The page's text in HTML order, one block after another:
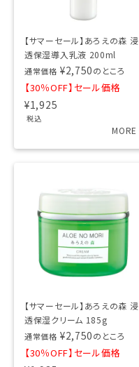
【サマーセール】あろえの森 浸
透保湿導入乳液 200ml
通常価格 ¥2,750のところ
【30％OFF】セール価格
¥1,925
税込
【サマーセール】あろえの森 浸
透保湿クリーム 185g
通常価格 ¥2,750のところ
【30％OFF】セール価格